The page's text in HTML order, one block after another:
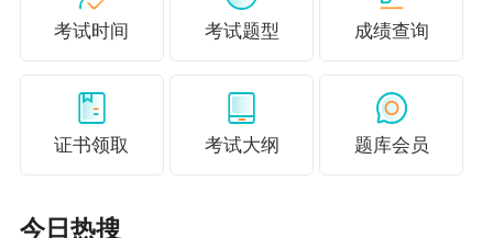
点击了解期货从业资格考试招生方案>>
期货考试不知道如何入手复习的话，正保会计网
考试时间 考试题型 成绩查询
证书领取 考试大纲 题库会员
今日热搜